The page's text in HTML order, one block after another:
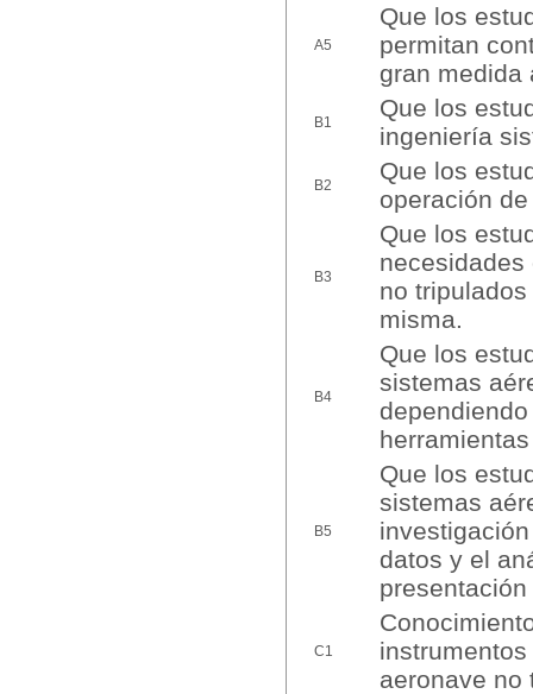
A5
Que los
permitan
gran medida
B1
Que los
ingeniería
B2
Que los
operación
B3
Que los
no
misma.
B4
Que los
sistemas
B5
Que los
sistemas
datos y el
C1
aeronave no